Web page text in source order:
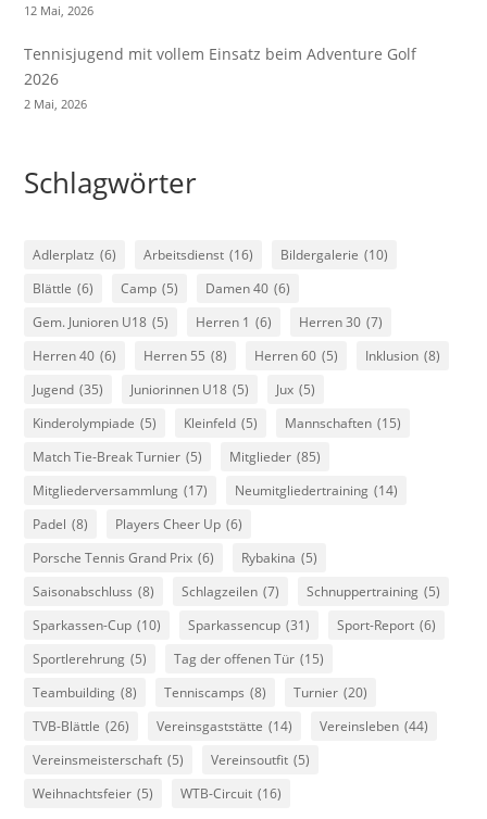
12 Mai, 2026
Tennisjugend mit vollem Einsatz beim Adventure Golf
2026
2 Mai, 2026
Schlagwörter
Adlerplatz (6) Arbeitsdienst (16) Bildergalerie (10)
Blättle (6) Camp (5) Damen 40 (6)
Gem. Junioren U18 (5) Herren 1 (6) Herren 30 (7)
Herren 40 (6) Herren 55 (8) Herren 60 (5) Inklusion (8)
Jugend (35) Juniorinnen U18 (5) Jux (5)
Kinderolympiade (5) Kleinfeld (5) Mannschaften (15)
Match Tie-Break Turnier (5) Mitglieder (85)
Mitgliederversammlung (17) Neumitgliedertraining (14)
Padel (8) Players Cheer Up (6)
Porsche Tennis Grand Prix (6) Rybakina (5)
Saisonabschluss (8) Schlagzeilen (7) Schnuppertraining (5)
Sparkassen-Cup (10) Sparkassencup (31) Sport-Report (6)
Sportlerehrung (5) Tag der offenen Tür (15)
Teambuilding (8) Tenniscamps (8) Turnier (20)
TVB-Blättle (26) Vereinsgaststätte (14) Vereinsleben (44)
Vereinsmeisterschaft (5) Vereinsoutfit (5)
Weihnachtsfeier (5) WTB-Circuit (16)